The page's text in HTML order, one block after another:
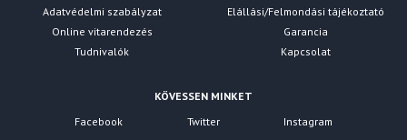
Adatvédelmi szabályzat
Online vitarendezés
Tudnivalók
Elállási/Felmondási tájékoztató
Garancia
Kapcsolat
KÖVESSEN MINKET
Facebook
Twitter Instagram